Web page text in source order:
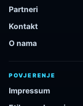
Partneri
Kontakt
O nama
POVJERENJE
Impressum